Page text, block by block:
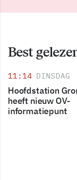
Best
11:14 DINSDAG
Hoofdstation
heeft nieuw OV-
informatiepunt